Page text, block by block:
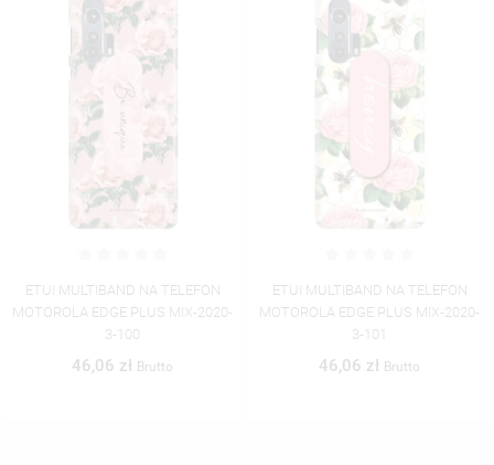
ETUI MULTIBAND NA TELEFON
MOTOROLA EDGE PLUS MIX-2020-
3-100
46,06 zł Brutto
ETUI MULTIBAND NA TELEFON
MOTOROLA EDGE PLUS MIX-2020-
3-101
46,06 zł Brutto